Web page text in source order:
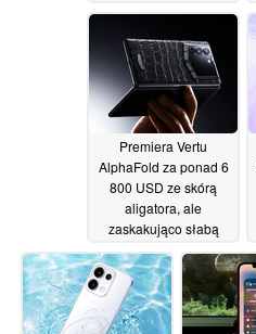
28/05/2026
Premiera Vertu
AlphaFold za ponad 6
800 USD ze skórą
aligatora, ale
zaskakująco słabą
28/05/2026